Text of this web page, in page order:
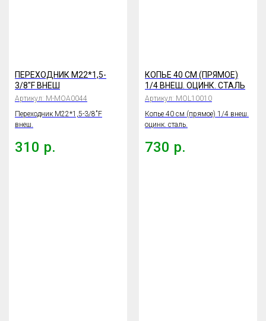
ПЕРЕХОДНИК М22*1,5-
3/8"F ВНЕШ
Артикул: М-МОА0044
Переходник М22*1,5-3/8"F
внеш.
310 р.
КОПЬЕ 40 СМ (ПРЯМОЕ)
1/4 ВНЕШ. ОЦИНК. СТАЛЬ
Артикул: MOL10010
Копье 40 см (прямое) 1/4 внеш.
оцинк. сталь.
730 р.